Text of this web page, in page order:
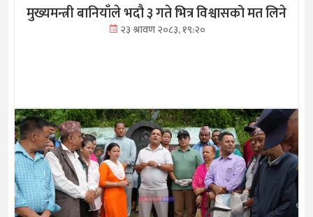
मुख्यमन्त्री बानियाँले भदौ ३ गते भित्र विश्वासको मत लिने
२३ श्रावण २०८३, १९:२०